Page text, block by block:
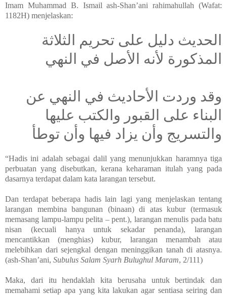
Imam Muhammad B. Ismail ash-Shan’ani rahimahullah (Wafat:
1182H) menjelaskan:
الحديث دليل على تحريم الثلاثة
المذكورة لأنه الأصل في النهي
وقد وردت الأحاديث في النهي عن
البناء على القبور والكتب عليها
والتسريج وأن يزاد فيها وأن توطأ
“Hadis ini adalah sebagai dalil yang menunjukkan haramnya tiga
perbuatan yang disebutkan, kerana keharaman itulah yang pada
dasarnya terdapat dalam kata larangan tersebut.
Dan terdapat beberapa hadis lain lagi yang menjelaskan tentang
larangan membina bangunan (binaan) di atas kubur (termasuk
memasang lampu-lampu pelita – pent.), larangan menulis pada batu
nisan (kecuali hanya untuk sekadar penanda), larangan
mencantikkan (menghias) kubur, larangan menambah atau
melebihkan dari sejengkal dengan meninggikan tanah di atasnya.
(ash-Shan’ani, Subulus Salam Syarh Bulughul Maram, 2/111)
Maka, dari itu hendaklah kita berusaha untuk bertindak dan
memahami setiap apa yang kita lakukan agar sentiasa seiring dan